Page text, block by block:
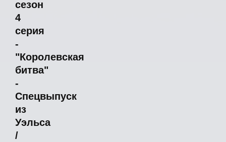
сезон
4
серия
-
"Королевская
битва"
-
Спецвыпуск
из
Уэльса
/